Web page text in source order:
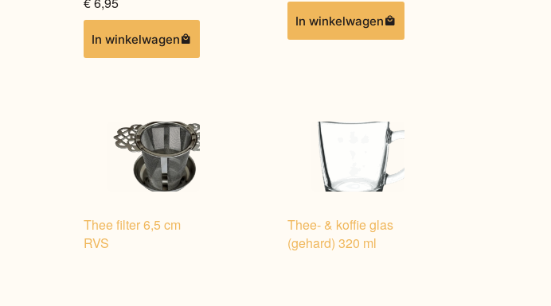
In winkelwagen
In winkelwagen
Thee filter 6,5 cm
RVS
Thee- & koffie glas
(gehard) 320 ml